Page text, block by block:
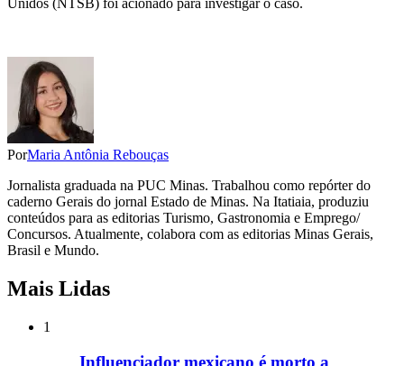
Unidos (NTSB) foi acionado para investigar o caso.
PorMaria Antônia Rebouças
Jornalista graduada na PUC Minas. Trabalhou como repórter do
caderno Gerais do jornal Estado de Minas. Na Itatiaia, produziu
conteúdos para as editorias Turismo, Gastronomia e Emprego/
Concursos. Atualmente, colabora com as editorias Minas Gerais,
Brasil e Mundo.
Mais Lidas
1
Influenciador mexicano é morto a